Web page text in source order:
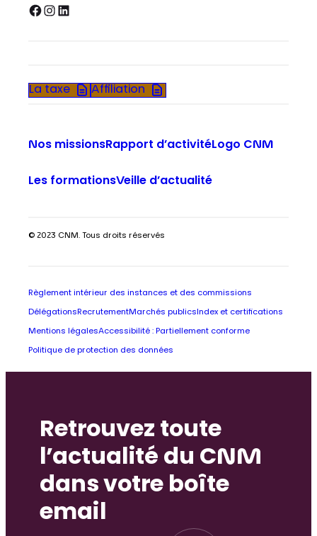
Facebook InstagramLinkedIn
La taxe Affiliation
Nos missionsRapport d’activitéLogo CNM
Les formationsVeille d’actualité
© 2023 CNM. Tous droits réservés
Règlement intérieur des instances et des commissions
DélégationsRecrutementMarchés publicsIndex et certifications
Mentions légalesAccessibilité : Partiellement conforme
Politique de protection des données
Retrouvez toute
l’actualité du CNM
dans votre boîte
email